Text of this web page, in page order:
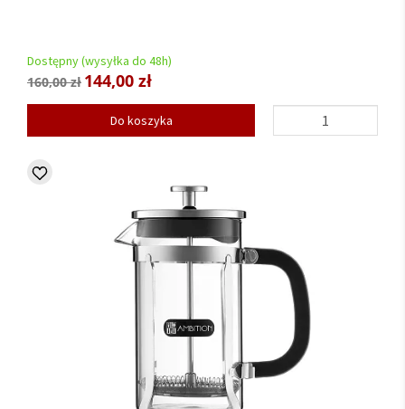
Dostępny (wysyłka do 48h)
160,00 zł 144,00 zł
Do koszyka